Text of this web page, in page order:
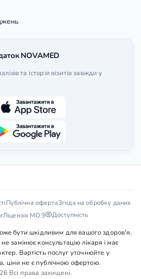
NOVAMED
та історія візитів завжди у
Публічна офертаЗгода на обробку даних
Ліцензія МОЗ Доступність
бути шкідливим для вашого здоров'я.
замінює консультацію лікаря і має
Вартість послуг уточнюйте у
ціни не є публічною офертою.
Всі права захищені.